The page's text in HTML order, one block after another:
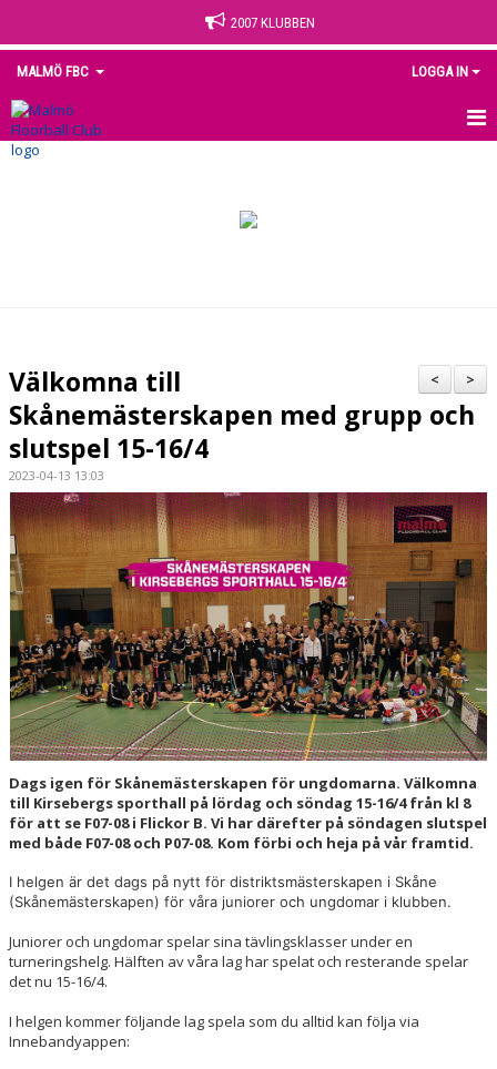
2007 KLUBBEN
MALMÖ FBC LOGGA IN
HEM
MEDLEM
MATCHER
HALL OF FAME
>
<
Välkomna till
Skånemästerskapen med grupp och
slutspel 15-16/4
2023-04-13 13:03
Dags igen för Skånemästerskapen för ungdomarna. Välkomna
till Kirsebergs sporthall på lördag och söndag 15-16/4 från kl 8
för att se F07-08 i Flickor B. Vi har därefter på söndagen slutspel
med både F07-08 och P07-08. Kom förbi och heja på vår framtid.
I helgen är det dags på nytt för distriktsmästerskapen i Skåne
(Skånemästerskapen) för våra juniorer och ungdomar i klubben.
Juniorer och ungdomar spelar sina tävlingsklasser under en
turneringshelg. Hälften av våra lag har spelat och resterande spelar
det nu 15-16/4.
I helgen kommer följande lag spela som du alltid kan följa via
Innebandyappen: